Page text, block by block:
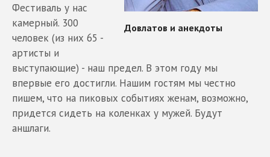
Фестиваль у нас
камерный. 300
человек (из них 65 -
артисты и
выступающие) - наш предел. В этом году мы
впервые его достигли. Нашим гостям мы честно
пишем, что на пиковых событиях женам, возможно,
придется сидеть на коленках у мужей. Будут
аншлаги.